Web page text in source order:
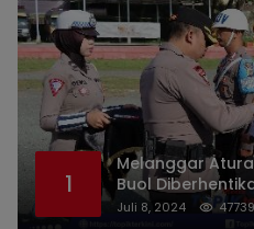
1
Melanggar
Buol
Dari Dinas
Juli 8, 2024 47739